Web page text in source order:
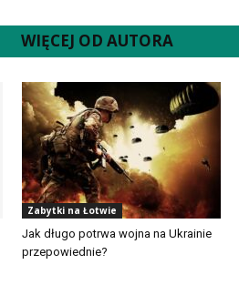
WIĘCEJ OD AUTORA
Zabytki na Łotwie
Jak długo potrwa wojna na Ukrainie
przepowiednie?